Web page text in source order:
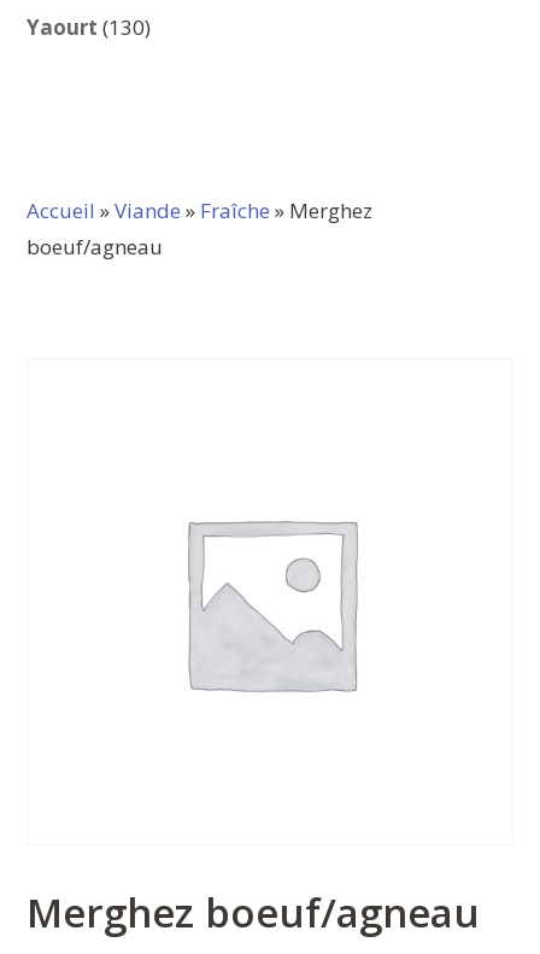
produits
Yaourt 130130
Accueil »Viande » Fraîche » Merghez
boeuf/agneau
Merghez boeuf/agneau